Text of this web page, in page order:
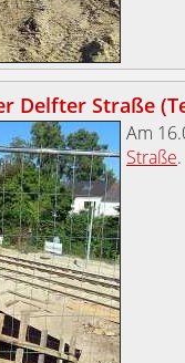
Delfter Straße
Am
Straße.